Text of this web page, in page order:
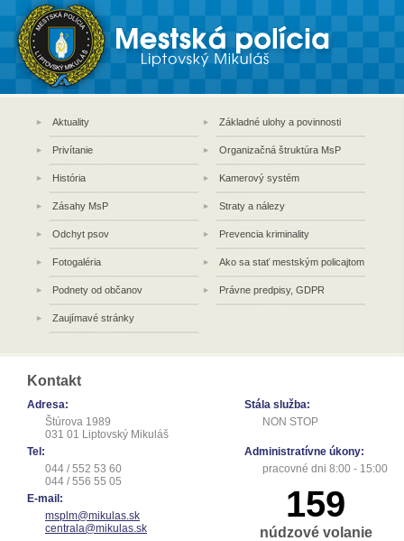
Aktuality Základné ulohy a povinnosti
Privítanie Organizačná štruktúra MsP
História Kamerový systém
Zásahy MsP Straty a nálezy
Odchyt psov Prevencia kriminality
Fotogaléria Ako sa stať mestským policajtom
Podnety od občanov Právne predpisy, GDPR
Zaujímavé stránky
Stála služba:
NON STOP
Administratívne úkony:
pracovné dni 8:00 - 15:00
159
núdzové volanie
Kontakt
Adresa:
Štúrova 1989
031 01 Liptovský Mikuláš
Tel:
044 / 552 53 60
044 / 556 55 05
E-mail:
msplm@mikulas.sk
centrala@mikulas.sk